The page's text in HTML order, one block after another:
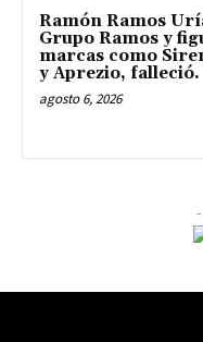
Ramón Ramos
Grupo Ramos y
marcas como
y Aprezio, falleció.
agosto 6, 2026
-